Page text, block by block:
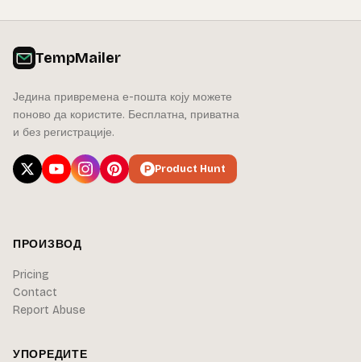
TempMailer
Једина привремена е-пошта коју можете
поново да користите. Бесплатна, приватна
и без регистрације.
Product Hunt
ПРОИЗВОД
Pricing
Contact
Report Abuse
УПОРЕДИТЕ